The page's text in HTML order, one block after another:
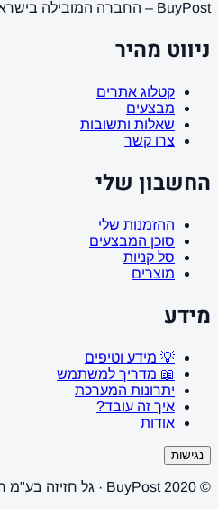
BuyPost – החברה המובילה בישראל לפרסום כתבות תוכן וקישורים באתרי חדשות ותוכן מובילים. מחירון מעודכן, כתיבת AI מתקדמת, קידום אתרים SEO מקצועי. 11 שנות ניסיון ואלפי לקוחות מרוצים.
ניווט מהיר
קטלוג אתרים
מבצעים
שאלות ותשובות
צרו קשר
החשבון שלי
ההזמנות שלי
סוכן המבצעים
סל קניות
מוצרים
מידע
💡 מידע וטיפים
📖 מדריך למשתמש
יתרונות המערכת
איך זה עובד?
אודות
נגישות
© 2020 BuyPost · גל חזיזה בע"מ ח.פ 516149457. כל הזכויות שמורות.